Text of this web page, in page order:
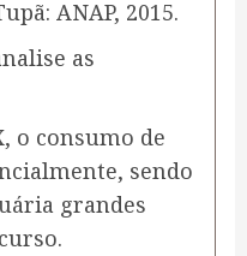
ANAP, 2015.
as
o consumo de
sendo
grandes